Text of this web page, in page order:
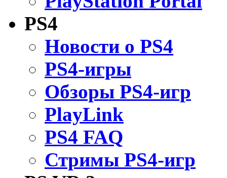
PS4
Новости о PS4
PS4-игры
Обзоры PS4-игр
PlayLink
PS4 FAQ
Стримы PS4-игр